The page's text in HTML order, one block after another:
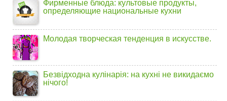
Фирменные блюда: культовые продукты,
определяющие национальные кухни
Молодая творческая тенденция в искусстве.
Безвідходна кулінарія: на кухні не викидаємо
нічого!